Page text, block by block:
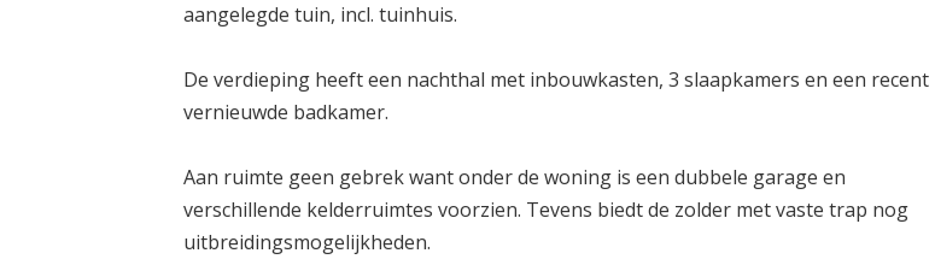
aangelegde tuin, incl. tuinhuis.
De verdieping heeft een nachthal met inbouwkasten, 3 slaapkamers en een recent
vernieuwde badkamer.
Aan ruimte geen gebrek want onder de woning is een dubbele garage en
verschillende kelderruimtes voorzien. Tevens biedt de zolder met vaste trap nog
uitbreidingsmogelijkheden.